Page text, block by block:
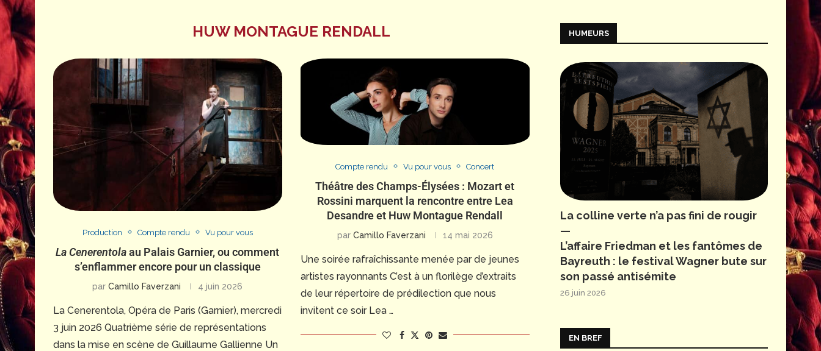
HUW MONTAGUE RENDALL
Production Compte rendu Vu pour vous
La Cenerentolaau Palais Garnier, ou comment
s’enflammer encore pour un classique
parCamillo Faverzani 4 juin 2026
La Cenerentola, Opéra de Paris (Garnier), mercredi
3 juin 2026 Quatrième série de représentations
dans la mise en scène de Guillaume Gallienne Un
Compte rendu Vu pour vous Concert
Théâtre des Champs-Élysées : Mozart et
Rossini marquent la rencontre entre Lea
Desandre et Huw Montague Rendall
par Camillo Faverzani 14 mai 2026
Une soirée rafraîchissante menée par de jeunes
artistes rayonnants C’est à un florilège d’extraits
de leur répertoire de prédilection que nous
invitent ce soir Lea …
HUMEURS
La colline verte n’a pas fini de rougir
—
L’affaire Friedman et les fantômes de
Bayreuth : le festival Wagner bute sur
son passé antisémite
26 juin 2026
EN BREF